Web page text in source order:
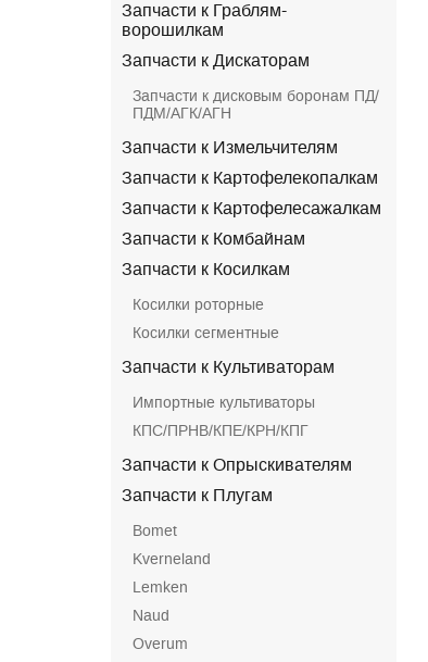
Запчасти к Граблям-
ворошилкам
Запчасти к Дискаторам
Запчасти к дисковым боронам ПД/
ПДМ/АГК/АГН
Запчасти к Измельчителям
Запчасти к Картофелекопалкам
Запчасти к Картофелесажалкам
Запчасти к Комбайнам
Запчасти к Косилкам
Косилки роторные
Косилки сегментные
Запчасти к Культиваторам
Импортные культиваторы
КПС/ПРНВ/КПЕ/КРН/КПГ
Запчасти к Опрыскивателям
Запчасти к Плугам
Bomet
Kverneland
Lemken
Naud
Overum